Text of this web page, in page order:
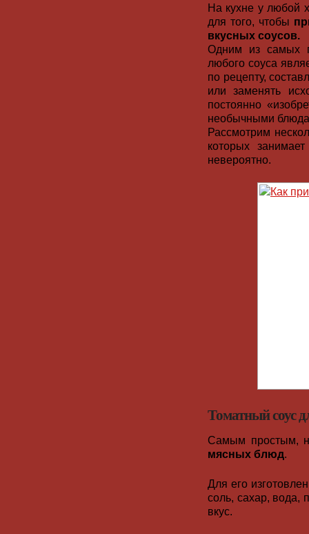
На кухне у любой
для того, чтобы
вкусных соусов.
Одним из самых
любого соуса
по рецепту,
или заменять
постоянно
необычными
Рассмотрим
которых
невероятно.
Томатный соус
Самым простым,
мясных блюд.
Для его
соль, сахар, вода,
вкус.